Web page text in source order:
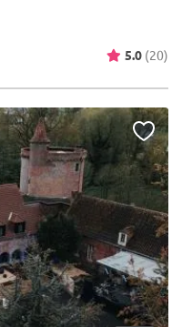
5.0 (20)